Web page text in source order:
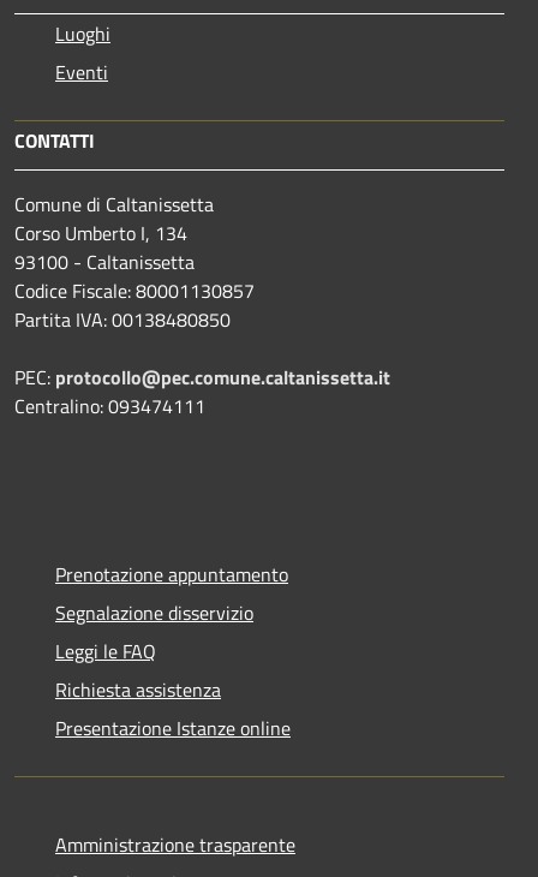
Luoghi
Eventi
CONTATTI
Comune di Caltanissetta
Corso Umberto I, 134
93100 - Caltanissetta
Codice Fiscale: 80001130857
Partita IVA: 00138480850
PEC: protocollo@pec.comune.caltanissetta.it
Centralino: 093474111
Prenotazione appuntamento
Segnalazione disservizio
Leggi le FAQ
Richiesta assistenza
Presentazione Istanze online
Amministrazione trasparente